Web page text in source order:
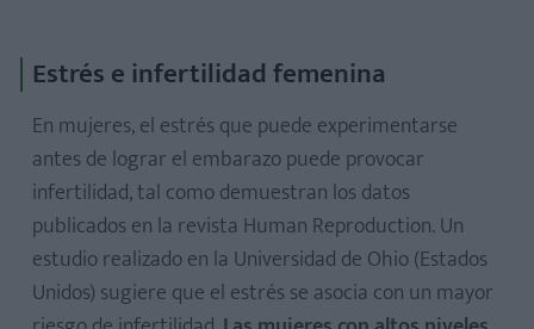
Estrés e infertilidad femenina
En mujeres, el estrés que puede experimentarse
antes de lograr el embarazo puede provocar
infertilidad, tal como demuestran los datos
publicados en la revista Human Reproduction. Un
estudio realizado en la Universidad de Ohio (Estados
Unidos) sugiere que el estrés se asocia con un mayor